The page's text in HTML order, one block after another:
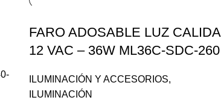
FARO ADOSABLE LUZ CALIDA
12 VAC – 36W ML36C-SDC-260
ILUMINACIÓN Y ACCESORIOS,
ILUMINACIÓN